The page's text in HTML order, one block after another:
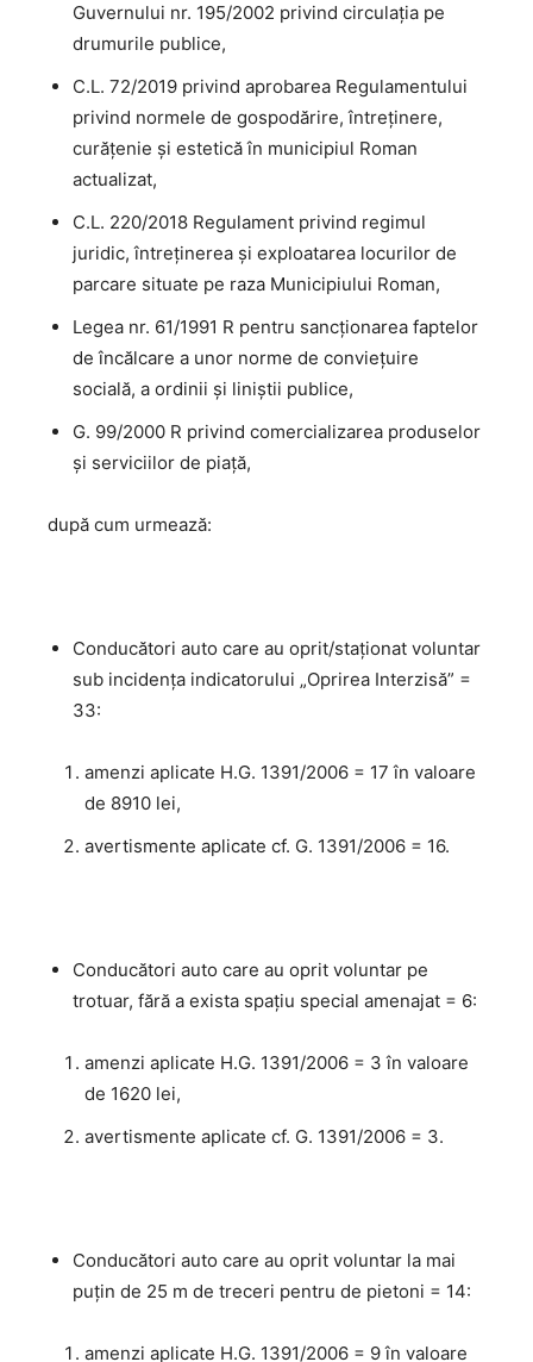
Guvernului nr. 195/2002 privind circulaţia pe
drumurile publice,
C.L. 72/2019 privind aprobarea Regulamentului
privind normele de gospodărire, întreţinere,
curăţenie şi estetică în municipiul Roman
actualizat,
C.L. 220/2018 Regulament privind regimul
juridic, întreţinerea şi exploatarea locurilor de
parcare situate pe raza Municipiului Roman,
Legea nr. 61/1991 R pentru sancţionarea faptelor
de încălcare a unor norme de convieţuire
socială, a ordinii şi liniştii publice,
G. 99/2000 R privind comercializarea produselor
şi serviciilor de piaţă,
după cum urmează:
Conducători auto care au oprit/staționat voluntar
sub incidenţa indicatorului „Oprirea Interzisă” =
33:
amenzi aplicate H.G. 1391/2006 = 17 în valoare
de 8910 lei,
avertismente aplicate cf. G. 1391/2006 = 16.
Conducători auto care au oprit voluntar pe
trotuar, fără a exista spaţiu special amenajat = 6:
amenzi aplicate H.G. 1391/2006 = 3 în valoare
de 1620 lei,
avertismente aplicate cf. G. 1391/2006 = 3.
Conducători auto care au oprit voluntar la mai
puţin de 25 m de treceri pentru de pietoni = 14:
amenzi aplicate H.G. 1391/2006 = 9 în valoare